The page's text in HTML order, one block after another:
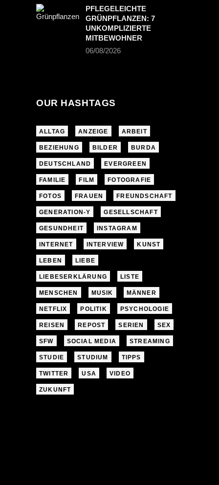
PFLEGELEICHTE
GRÜNPFLANZEN: 7
UNKOMPLIZIERTE
MITBEWOHNER
06/08/2026
OUR HASHTAGS
ALLTAG ANZEIGE ARBEIT
BEZIEHUNG BILDER BURDA
DEUTSCHLAND EVERGREEN
FAMILIE FILM FOTOGRAFIE
FOTOS FRAUEN FREUNDSCHAFT
GENERATION-Y GESELLSCHAFT
GESUNDHEIT INSTAGRAM
INTERNET INTERVIEW KUNST
LEBEN LIEBE
LIEBESERKLÄRUNG LISTE
MENSCHEN MUSIK MÄNNER
NETFLIX POLITIK PSYCHOLOGIE
REISEN REPOST SERIEN SEX
SFW SOCIAL MEDIA STREAMING
STUDIE STUDIUM TIPPS
TWITTER USA VIDEO
ZUKUNFT